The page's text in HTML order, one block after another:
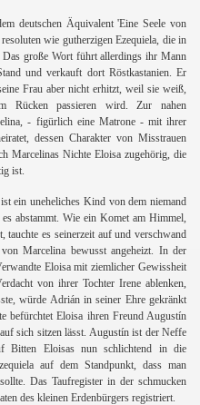
deutschen Äquivalent 'Eine Seele von
wie gutherzigen Ezequiela, die in
große Wort führt allerdings ihr Mann
und verkauft dort Röstkastanien. Er
Frau aber nicht erhitzt, weil sie weiß,
Rücken passieren wird. Zur nahen
- figürlich eine Matrone - mit ihrer
dessen Charakter von Misstrauen
Marcelinas Nichte Eloisa zugehörig, die
ist.
ein uneheliches Kind von dem niemand
abstammt. Wie ein Komet am Himmel,
tauchte es seinerzeit auf und verschwand
Marcelina bewusst angeheizt. In der
Eloisa mit ziemlicher Gewissheit
von ihrer Tochter Irene ablenken,
würde Adrián in seiner Ehre gekränkt
befürchtet Eloisa ihren Freund Augustín
sich sitzen lässt. Augustín ist der Neffe
Bitten Eloisas nun schlichtend in die
auf dem Standpunkt, dass man
Das Taufregister in der schmucken
des kleinen Erdenbürgers registriert.